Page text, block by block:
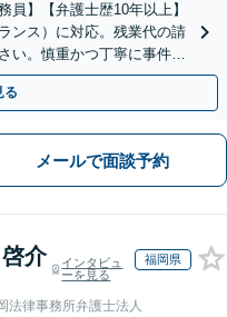
員】【弁護士歴10年以上】
ンス）に対応。残業代の請
い。慎重かつ丁寧に事件解
る
メールで面談予約
介
インタビュ
ーを見る
福岡県
法律事務所弁護士法人